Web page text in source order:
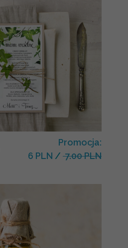
Promocja:
6 PLN / 7.00 PLN